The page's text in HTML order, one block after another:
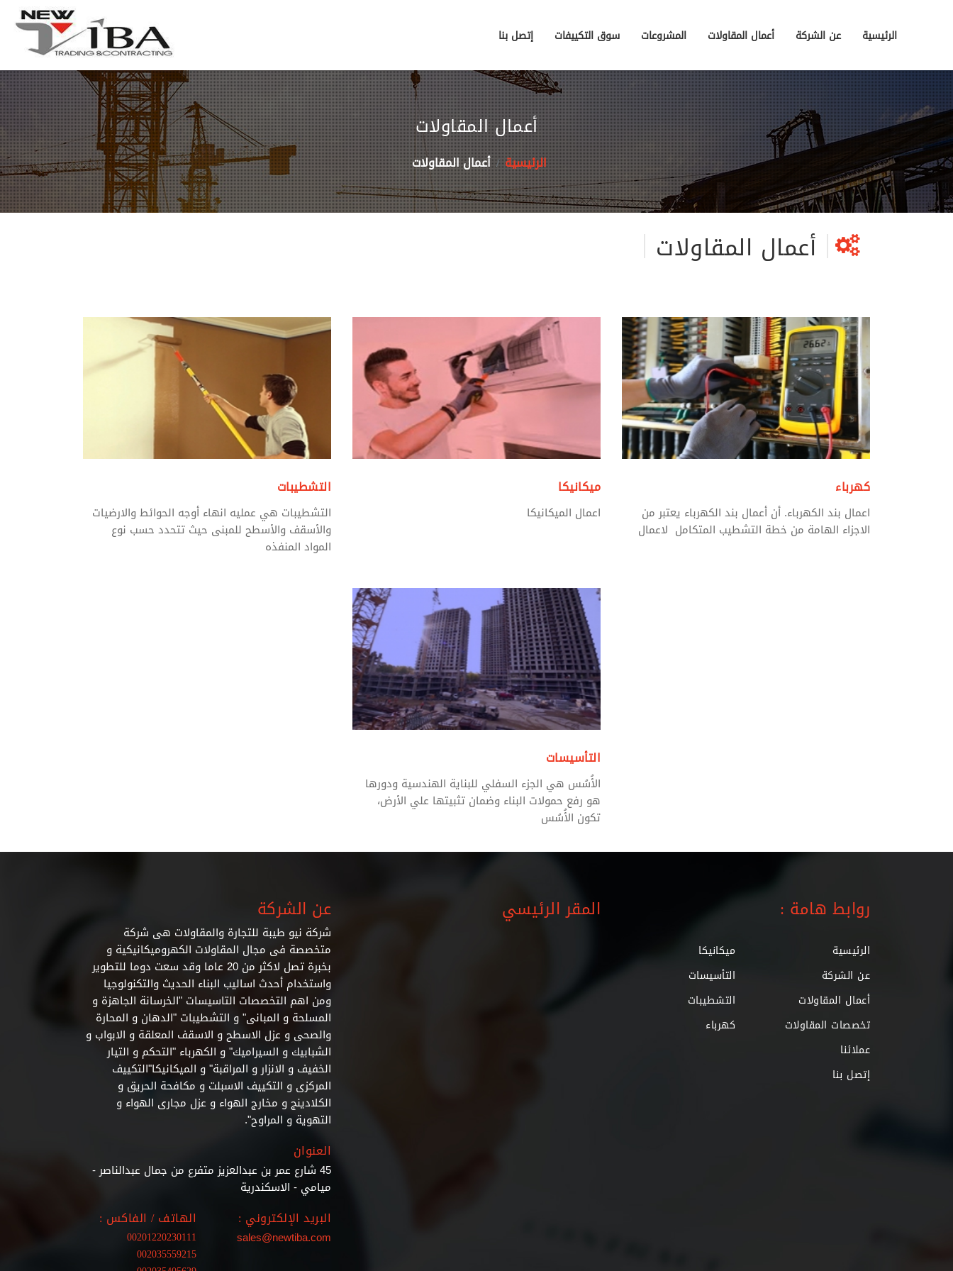
الرئيسية عن الشركة أعمال المقاولات المشروعات سوق التكييفات إتصل بنا
أعمال المقاولات
الرئيسية أعمال المقاولات
أعمال المقاولات
كهرباء
اعمال بند الكهرباء. أن أعمال بند الكهرباء يعتبر من
الاجزاء الهامة من خطة التشطيب المتكامل لاعمال
ميكانيكا
اعمال الميكانيكا
التشطيبات
التشطيبات هي عمليه انهاء أوجه الحوائط والارضيات
والأسقف والأسطح للمبنى حيث تتحدد حسب نوع
المواد المنفذه
التأسيسات
الأُسُس هي الجزء السفلي للبناية الهندسية ودورها
هو رفع حمولات البناء وضمان تثبيتها علي الأرض،
تكون الأُسُس
روابط هامة :
الرئيسية
عن الشركة
أعمال المقاولات
تخصصات المقاولات
عملائنا
إتصل بنا
ميكانيكا
التأسيسات
التشطيبات
كهرباء
المقر الرئيسي عن الشركة
شركة نيو طيبة للتجارة والمقاولات هى شركة
متخصصة فى مجال المقاولات الكهروميكانيكية و
بخبرة تصل لاكثر من 20 عاما وقد سعت دوما للتطوير
واستخدام أحدث اساليب البناء الحديث والتكنولوجيا
ومن اهم التخصصات التاسيسات "الخرسانة الجاهزة و
المسلحة و المبانى" و التشطيبات "الدهان و المحارة
والصحى و عزل الاسطح و الاسقف المعلقة و الابواب و
الشبابيك و السيراميك" و الكهرباء "التحكم و التيار
الخفيف و الانزار و المراقبة" و الميكانيكا"التكييف
المركزى و التكييف الاسبلت و مكافحة الحريق و
الكلادينج و مخارج الهواء و عزل مجارى الهواء و
التهوية و المراوح".
العنوان
45 شارع عمر بن عبدالعزيز متفرع من جمال عبدالناصر -
ميامي - الاسكندرية
البريد الإلكتروني :
sales@newtiba.com
الهاتف / الفاكس :
00201220230111
002035559215